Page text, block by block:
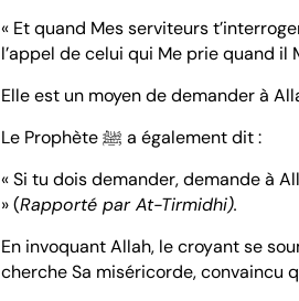
« Et quand Mes serviteurs
l’appel de celui qui Me prie quand il
Elle est un moyen de demander à
Le Prophète ﷺ a également dit :
« Si tu dois demander, demande à
» (Rapporté par At-Tirmidhi).
En invoquant Allah, le croyant se
cherche Sa miséricorde, convaincu